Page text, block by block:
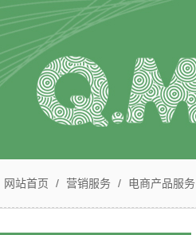
网站首页 / 营销服务 / 电商产品服务